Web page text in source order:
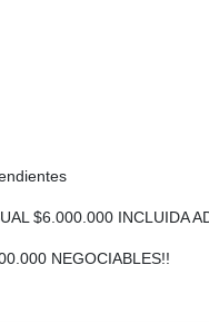
$6.000.000 INCLUIDA
NEGOCIABLES!!